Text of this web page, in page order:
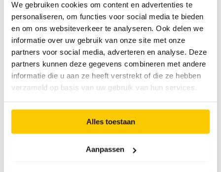
We gebruiken cookies om content en advertenties te
personaliseren, om functies voor social media te bieden
en om ons websiteverkeer te analyseren. Ook delen we
informatie over uw gebruik van onze site met onze
partners voor social media, adverteren en analyse. Deze
partners kunnen deze gegevens combineren met andere
informatie die u aan ze heeft verstrekt of die ze hebben
verzameld op basis van uw gebruik van hun services.
Alles toestaan
Aanpassen
Vacatures bekijken